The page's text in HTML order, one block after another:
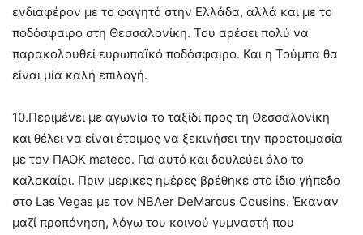
ενδιαφέρον με το φαγητό στην Ελλάδα, αλλά και με το
ποδόσφαιρο στη Θεσσαλονίκη. Του αρέσει πολύ να
παρακολουθεί ευρωπαϊκό ποδόσφαιρο. Και η Τούμπα θα
είναι μία καλή επιλογή.
10.Περιμένει με αγωνία το ταξίδι προς τη Θεσσαλονίκη
και θέλει να είναι έτοιμος να ξεκινήσει την προετοιμασία
με τον ΠΑΟΚ mateco. Για αυτό και δουλεύει όλο το
καλοκαίρι. Πριν μερικές ημέρες βρέθηκε στο ίδιο γήπεδο
στο Las Vegas με τον ΝΒΑer DeMarcus Cousins. Έκαναν
μαζί προπόνηση, λόγω του κοινού γυμναστή που